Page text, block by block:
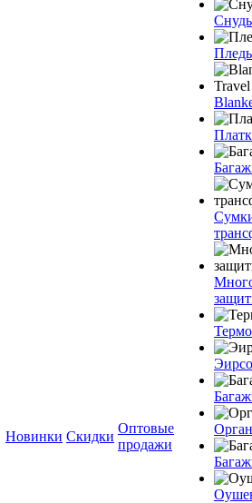
Новинки Скидки
Оптовые
продажи